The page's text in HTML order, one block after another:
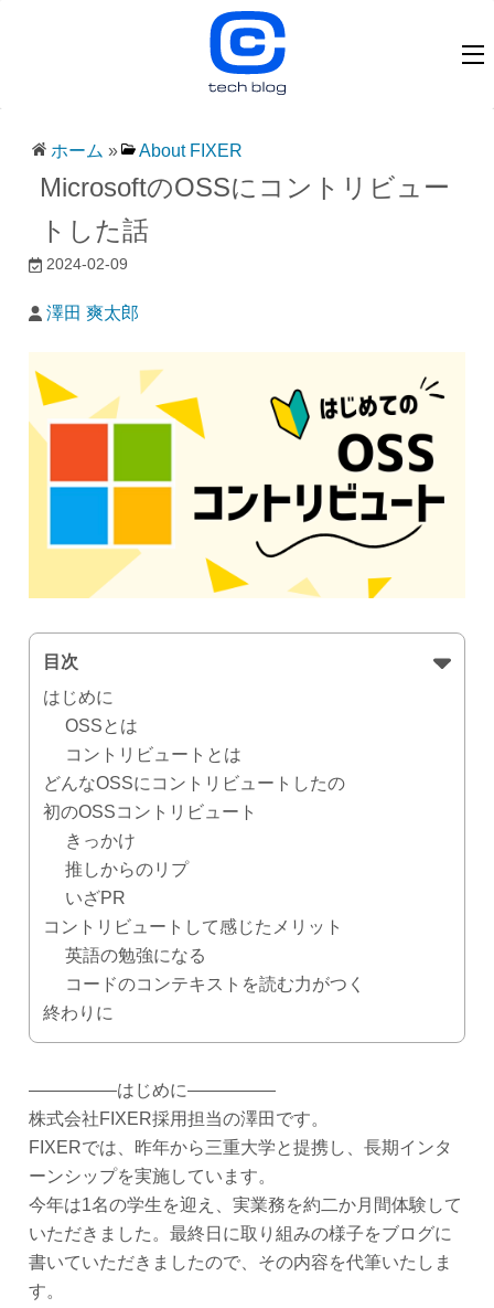
ホーム » About FIXER
MicrosoftのOSSにコントリビュー
トした話
2024-02-09
澤田 爽太郎
目次
はじめに
OSSとは
コントリビュートとは
どんなOSSにコントリビュートしたの
初のOSSコントリビュート
きっかけ
推しからのリプ
いざPR
コントリビュートして感じたメリット
英語の勉強になる
コードのコンテキストを読む力がつく
終わりに
―――――はじめに―――――
株式会社FIXER採用担当の澤田です。
FIXERでは、昨年から三重大学と提携し、長期インタ
ーンシップを実施しています。
今年は1名の学生を迎え、実業務を約二か月間体験して
いただきました。最終日に取り組みの様子をブログに
書いていただきましたので、その内容を代筆いたしま
す。